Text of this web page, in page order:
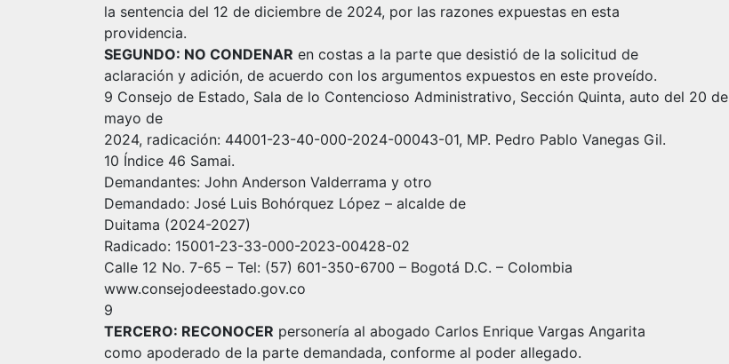
la sentencia del 12 de diciembre de 2024, por las razones expuestas en esta
providencia.
SEGUNDO: NO CONDENAR en costas a la parte que desistió de la solicitud de
aclaración y adición, de acuerdo con los argumentos expuestos en este proveído.
9 Consejo de Estado, Sala de lo Contencioso Administrativo, Sección Quinta, auto del 20 de
mayo de
2024, radicación: 44001-23-40-000-2024-00043-01, MP. Pedro Pablo Vanegas Gil.
10 Índice 46 Samai.
Demandantes: John Anderson Valderrama y otro
Demandado: José Luis Bohórquez López – alcalde de
Duitama (2024-2027)
Radicado: 15001-23-33-000-2023-00428-02
Calle 12 No. 7-65 – Tel: (57) 601-350-6700 – Bogotá D.C. – Colombia
www.consejodeestado.gov.co
9
TERCERO: RECONOCER personería al abogado Carlos Enrique Vargas Angarita
como apoderado de la parte demandada, conforme al poder allegado.